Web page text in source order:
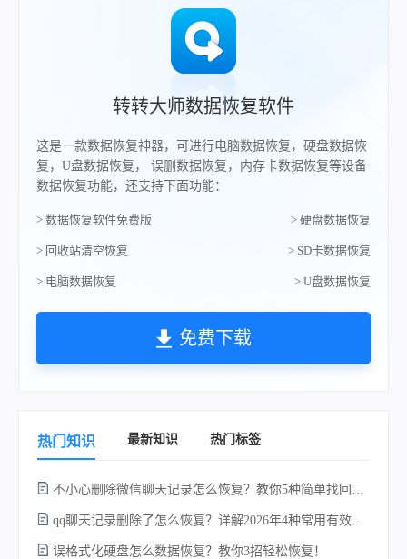
转转大师数据恢复软件
这是一款数据恢复神器，可进行电脑数据恢复，硬盘数据恢
复，U盘数据恢复， 误删数据恢复，内存卡数据恢复等设备
数据恢复功能，还支持下面功能：
> 数据恢复软件免费版 > 硬盘数据恢复
> 回收站清空恢复 > SD卡数据恢复
> 电脑数据恢复 > U盘数据恢复
免费下载
热门知识 最新知识 热门标签
不小心删除微信聊天记录怎么恢复？教你5种简单找回的方法！
qq聊天记录删除了怎么恢复？详解2026年4种常用有效的方法（支持.db数据库提取）
误格式化硬盘怎么数据恢复？教你3招轻松恢复！